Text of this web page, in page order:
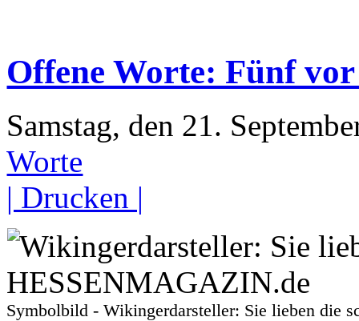
Offene Worte: Fünf
Samstag, den 21.
Worte
| Drucken |
Symbolbild - Wikingerdarsteller: Sie lieben die